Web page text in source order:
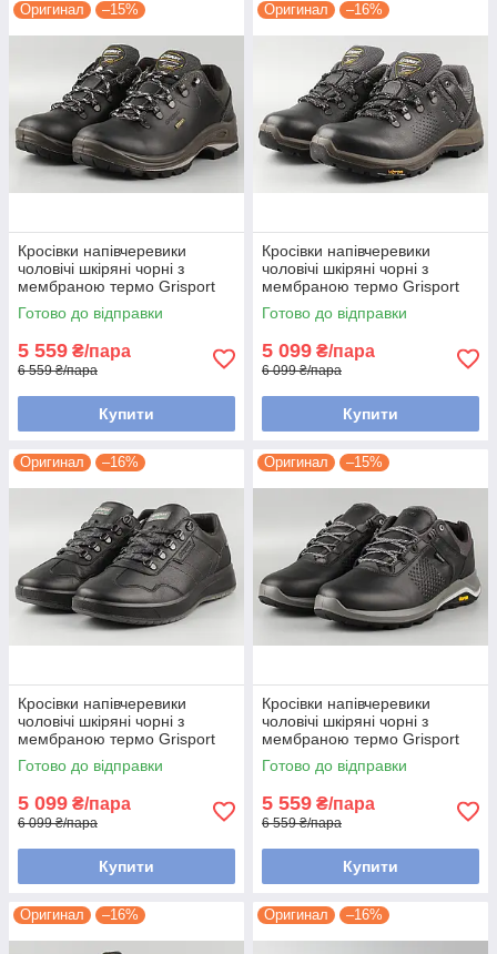
Оригинал –15%
Кросівки напівчеревики
чоловічі шкіряні чорні з
мембраною термо Grisport
12817D19wt Гриспорт
Розміри 43 44
Готово до відправки
5 559 ₴/пара
6 559 ₴/пара
Купити
Оригинал –16%
Кросівки напівчеревики
чоловічі шкіряні чорні з
мембраною термо Grisport
14437o44tn Гриспорт Розміри
41 42 43 44 45
Готово до відправки
5 099 ₴/пара
6 099 ₴/пара
Купити
Оригинал –16%
Кросівки напівчеревики
чоловічі шкіряні чорні з
мембраною термо Grisport
43629A16tn Гриспорт Розміри
41 42 43 44 45
Готово до відправки
5 099 ₴/пара
6 099 ₴/пара
Купити
Оригинал –15%
Кросівки напівчеревики
чоловічі шкіряні чорні з
мембраною термо Grisport
14323A35tn Гриспорт Розміри
41 42 43 44 45
Готово до відправки
5 559 ₴/пара
6 559 ₴/пара
Купити
Оригинал –16% Оригинал –16%